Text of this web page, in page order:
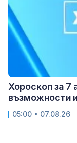
Хороскоп за 7
възможности
05:00 • 07.08.26